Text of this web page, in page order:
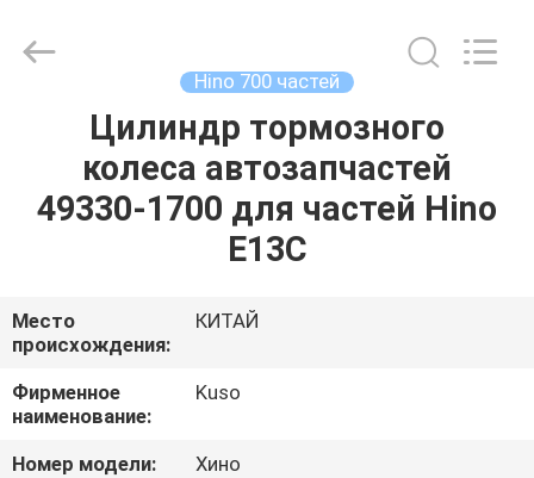
ПРОДУКТЫ
НАС
ПУТЕШЕСТВИЕ
ФАБРИКИ
Hino 700 частей
Цилиндр тормозного
колеса автозапчастей
49330-1700 для частей Hino
E13C
Место
происхождения:
КИТАЙ
Фирменное
наименование:
Kuso
Номер модели:
Хино